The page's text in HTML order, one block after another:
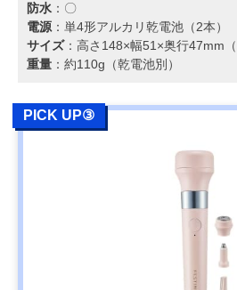
防水 ：〇
電源：単4形アルカリ乾電池（2本）
サイズ：高さ148×幅51×奥行47mm（
重量 ：約110g（乾電池別）
PICK UP③